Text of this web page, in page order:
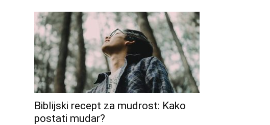
Biblijski recept za mudrost: Kako
postati mudar?